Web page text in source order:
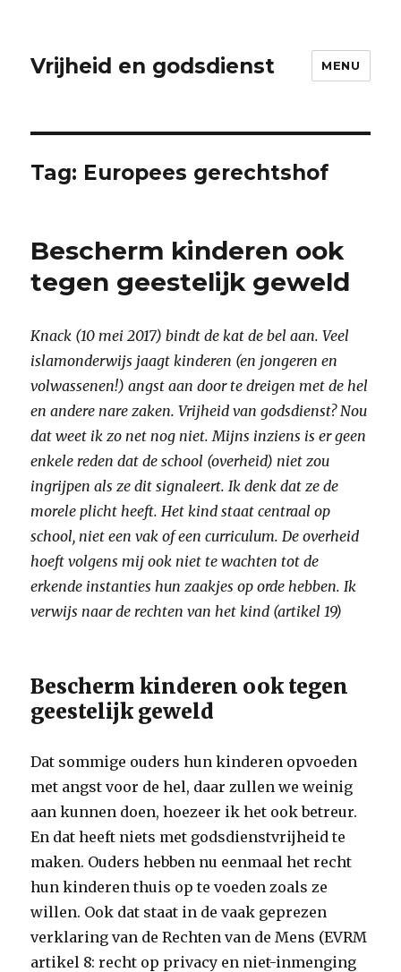
Vrijheid en godsdienst MENU
Tag: Europees gerechtshof
Bescherm kinderen ook
tegen geestelijk geweld
Knack (10 mei 2017) bindt de kat de bel aan. Veel
islamonderwijs jaagt kinderen (en jongeren en
volwassenen!) angst aan door te dreigen met de hel
en andere nare zaken. Vrijheid van godsdienst? Nou
dat weet ik zo net nog niet.Mijns inziens is er geen
enkele reden dat de school (overheid) niet zou
ingrijpen als ze dit signaleert. Ik denk dat ze de
morele plicht heeft. Het kind staat centraal op
school, niet een vak of een curriculum. De overheid
hoeft volgens mij ook niet te wachten tot de
erkende instanties hun zaakjes op orde hebben. Ik
verwijs naar de rechten van het kind (artikel 19)
Bescherm kinderen ook tegen
geestelijk geweld
Dat sommige ouders hun kinderen opvoeden
met angst voor de hel, daar zullen we weinig
aan kunnen doen, hoezeer ik het ook betreur.
En dat heeft niets met godsdienstvrijheid te
maken. Ouders hebben nu eenmaal het recht
hun kinderen thuis op te voeden zoals ze
willen. Ook dat staat in de vaak geprezen
verklaring van de Rechten van de Mens (EVRM
artikel 8: recht op privacy en niet-inmenging